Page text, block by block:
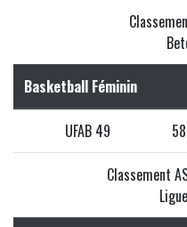
Basketball Féminin
UFAB 49 58
Classement